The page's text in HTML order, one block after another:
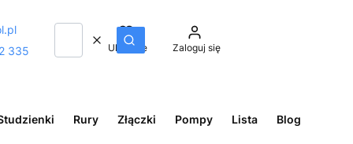
335 WyczyśćSzukaj
Ulubione Zaloguj się
Rury Złączki Pompy Lista Blog